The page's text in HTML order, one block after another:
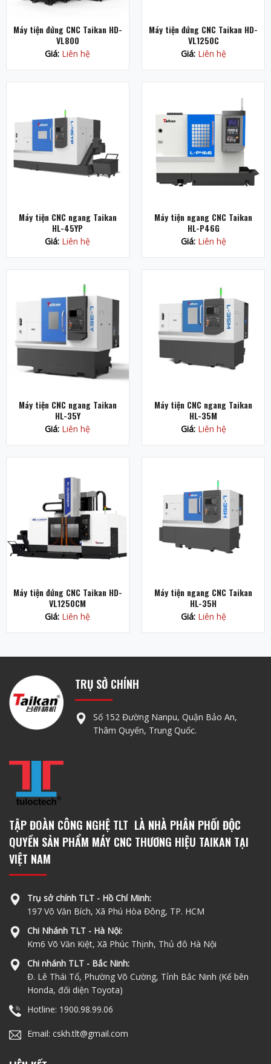
Máy tiện đứng CNC Taikan HD-
VL800
Giá: Liên hệ
Máy tiện đứng CNC Taikan HD-
VL1250C
Giá:Liên hệ
Máy tiện CNC ngang Taikan
HL-45YP
Giá: Liên hệ
Máy tiện ngang CNC Taikan
HL-P46G
Giá:Liên hệ
Máy tiện CNC ngang Taikan
HL-35Y
Giá: Liên hệ
Máy tiện CNC ngang Taikan
HL-35M
Giá:Liên hệ
Máy tiện đứng CNC Taikan HD-
VL1250CM
Giá: Liên hệ
Máy tiện ngang CNC Taikan
HL-35H
Giá:Liên hệ
TRỤ SỞ CHÍNH
Số 152 Đường Nanpu, Quận Bảo An,
Thâm Quyến, Trung Quốc.
TẬP ĐOÀN CÔNG NGHỆ TLT LÀ NHÀ PHÂN PHỐI ĐỘC
QUYỀN SẢN PHẨM MÁY CNC THƯƠNG HIỆU TAIKAN TẠI
VIỆT NAM
Trụ sở chính TLT - Hồ Chí Minh:
197 Võ Văn Bích, Xã Phú Hòa Đông, TP. HCM
Chi Nhánh TLT - Hà Nội:
Km6 Võ Văn Kiệt, Xã Phúc Thịnh, Thủ đô Hà Nội
Chi nhánh TLT - Bắc Ninh:
Đ. Lê Thái Tổ, Phường Võ Cường, Tỉnh Bắc Ninh (Kế bên
Honda, đối diện Toyota)
Hotline: 1900.98.99.06
Email: cskh.tlt@gmail.com